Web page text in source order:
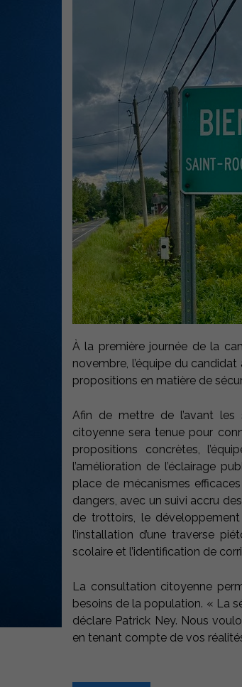
À la première journée de la
novembre, l’équipe du
propositions en matière de
Afin de mettre de l’avant les
citoyenne sera tenue pour
propositions concrètes,
l’amélioration de l’éclairage
place de mécanismes
dangers, avec un suivi accru
de trottoirs, le
l’installation d’une traverse
scolaire et l’identification de
La consultation citoyenne
besoins de la population. « La
déclare Patrick Ney. Nous
en tenant compte de vos